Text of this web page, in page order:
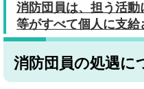
消防団員は、担う活動
等がすべて個人に支給
消防団員の処遇に